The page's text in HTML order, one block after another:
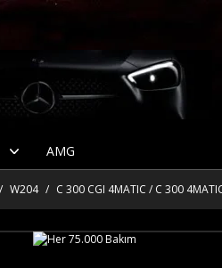
AMG
W204 C 300 CGI 4MATIC / C 300